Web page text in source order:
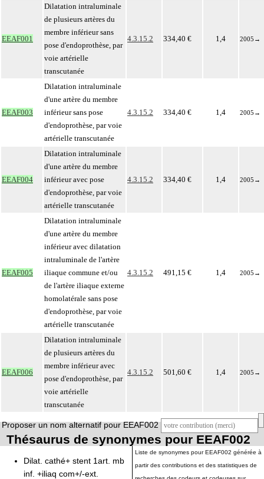
EEAF001
Dilatation intraluminale
de plusieurs artères du
membre inférieur sans
pose d'endoprothèse, par
voie artérielle
transcutanée
4.3.15.2 334,40 € 1,4 2005 →
EEAF003
Dilatation intraluminale
d'une artère du membre
inférieur sans pose
d'endoprothèse, par voie
artérielle transcutanée
4.3.15.2 334,40 € 1,4 2005 →
EEAF004
Dilatation intraluminale
d'une artère du membre
inférieur avec pose
d'endoprothèse, par voie
artérielle transcutanée
4.3.15.2 334,40 € 1,4 2005 →
EEAF005
Dilatation intraluminale
d'une artère du membre
inférieur avec dilatation
intraluminale de l'artère
iliaque commune et/ou
de l'artère iliaque externe
homolatérale sans pose
d'endoprothèse, par voie
artérielle transcutanée
4.3.15.2 491,15 € 1,4 2005 →
EEAF006
Dilatation intraluminale
de plusieurs artères du
membre inférieur avec
pose d'endoprothèse, par
voie artérielle
transcutanée
4.3.15.2 501,60 € 1,4 2005 →
Proposer un nom alternatif pour EEAF002
Thésaurus de synonymes pour EEAF002
Dilat. cathé+ stent 1art. mb
inf. +iliaq com+/-ext.
Liste de synonymes pour EEAF002 générée à
partir des contributions et des statistiques de